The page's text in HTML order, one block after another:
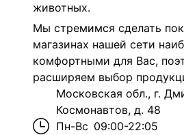
животных.
Мы стремимся сделать
магазинах нашей сети
комфортными для Вас,
расширяем выбор
Московская обл., г.
Космонавтов, д. 48
Пн-Вс 09:00-22:05